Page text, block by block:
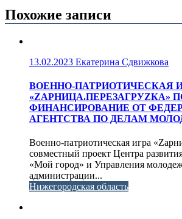
Похожие записи
13.02.2023 Екатерина Сдвижкова
ВОЕННО-ПАТРИОТИЧЕСКАЯ
«ZАРНИЦА.ПЕРЕЗАГРУZКА»
ФИНАНСИРОВАНИЕ ОТ
АГЕНТСТВА ПО ДЕЛАМ
Военно-патриотическая игра
совместный проект Центра
«Мой город» и Управления
администрации...
Нижегородская область